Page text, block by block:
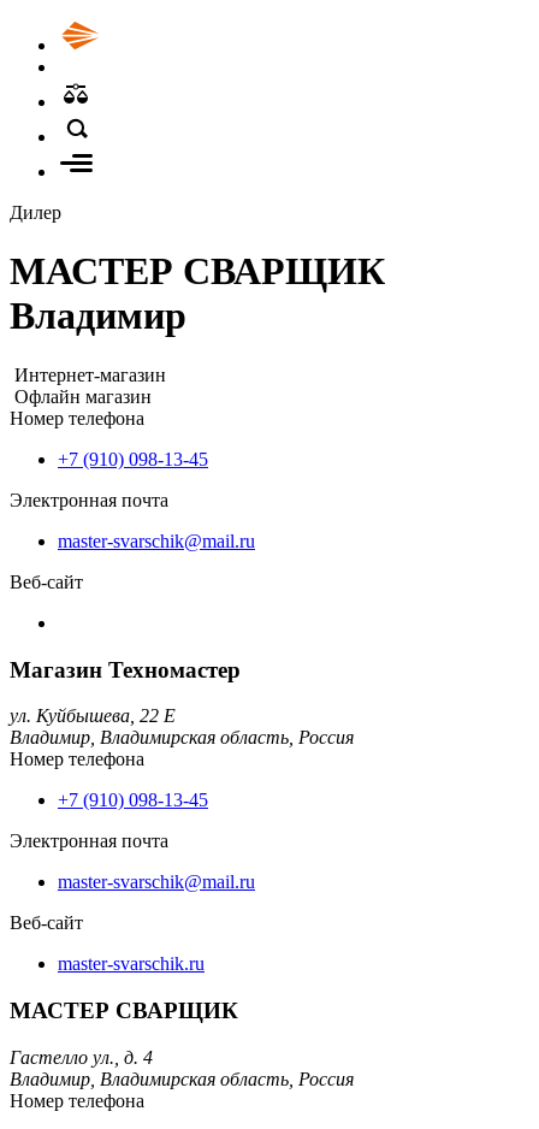
Дилер
МАСТЕР СВАРЩИК
Владимир
Интернет-магазин
Офлайн магазин
Номер телефона
+7 (910) 098-13-45
Электронная почта
master-svarschik@mail.ru
Веб-сайт
Магазин Техномастер
ул. Куйбышева, 22 Е
Владимир, Владимирская область, Россия
Номер телефона
+7 (910) 098-13-45
Электронная почта
master-svarschik@mail.ru
Веб-сайт
master-svarschik.ru
МАСТЕР СВАРЩИК
Гастелло ул., д. 4
Владимир, Владимирская область, Россия
Номер телефона